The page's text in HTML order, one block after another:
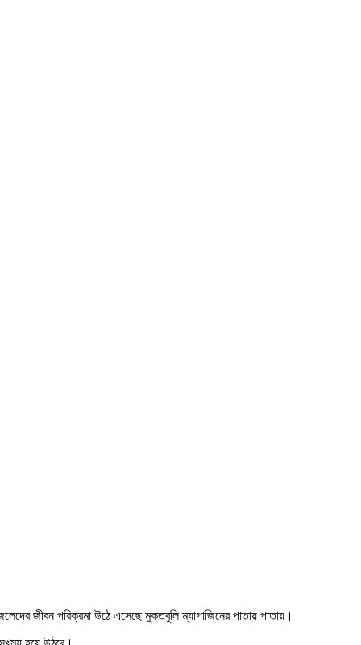
জীবন পরিক্রমা উঠে এসেছে মুক্তবুলি ম্যাগাজিনের পাতায় পাতায়।